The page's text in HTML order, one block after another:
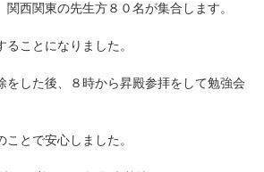
西関東の先生方８０名が集合します。
ことになりました。
をした後、８時から昇殿参拝をして勉強会
とで安心しました。